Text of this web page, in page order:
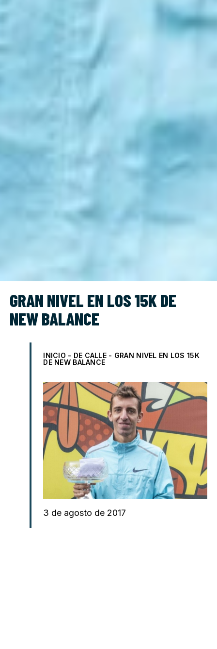
GRAN NIVEL EN LOS 15K DE
NEW BALANCE
INICIO - DE CALLE - GRAN NIVEL EN LOS 15K
DE NEW BALANCE
3 de agosto de 2017